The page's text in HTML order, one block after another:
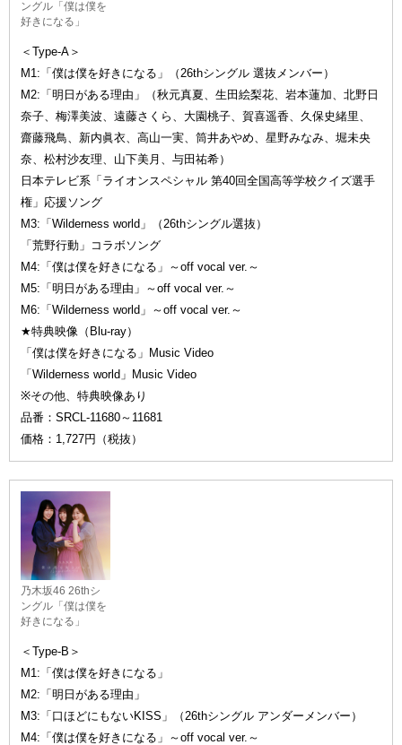
ングル「僕は僕を
好きになる」
＜Type-A＞
M1:「僕は僕を好きになる」（26thシングル 選抜メンバー）
M2:「明日がある理由」（秋元真夏、生田絵梨花、岩本蓮加、北野日
奈子、梅澤美波、遠藤さくら、大園桃子、賀喜遥香、久保史緒里、
齋藤飛鳥、新内眞衣、高山一実、筒井あやめ、星野みなみ、堀未央
奈、松村沙友理、山下美月、与田祐希）
日本テレビ系「ライオンスペシャル 第40回全国高等学校クイズ選手
権」応援ソング
M3:「Wilderness world」（26thシングル選抜）
「荒野行動」コラボソング
M4:「僕は僕を好きになる」～off vocal ver.～
M5:「明日がある理由」～off vocal ver.～
M6:「Wilderness world」～off vocal ver.～
★特典映像（Blu-ray）
「僕は僕を好きになる」Music Video
「Wilderness world」Music Video
※その他、特典映像あり
品番：SRCL-11680～11681
価格：1,727円（税抜）
乃木坂46 26thシ
ングル「僕は僕を
好きになる」
＜Type-B＞
M1:「僕は僕を好きになる」
M2:「明日がある理由」
M3:「口ほどにもないKISS」（26thシングル アンダーメンバー）
M4:「僕は僕を好きになる」～off vocal ver.～